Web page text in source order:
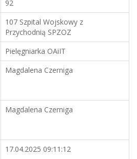
92
107 Szpital Wojskowy z
Przychodnią SPZOZ
Pielęgniarka OAiIT
Magdalena Czerniga
Magdalena Czerniga
17.04.2025 09:11:12